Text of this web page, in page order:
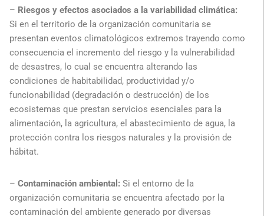
– Riesgos y efectos asociados a la variabilidad climática:
Si en el territorio de la organización comunitaria se
presentan eventos climatológicos extremos trayendo como
consecuencia el incremento del riesgo y la vulnerabilidad
de desastres, lo cual se encuentra alterando las
condiciones de habitabilidad, productividad y/o
funcionabilidad (degradación o destrucción) de los
ecosistemas que prestan servicios esenciales para la
alimentación, la agricultura, el abastecimiento de agua, la
protección contra los riesgos naturales y la provisión de
hábitat.
– Contaminación ambiental: Si el entorno de la
organización comunitaria se encuentra afectado por la
contaminación del ambiente generado por diversas